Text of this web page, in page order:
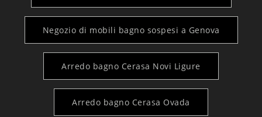
Negozio di mobili bagno sospesi a Genova
Arredo bagno Cerasa Novi Ligure
Arredo bagno Cerasa Ovada